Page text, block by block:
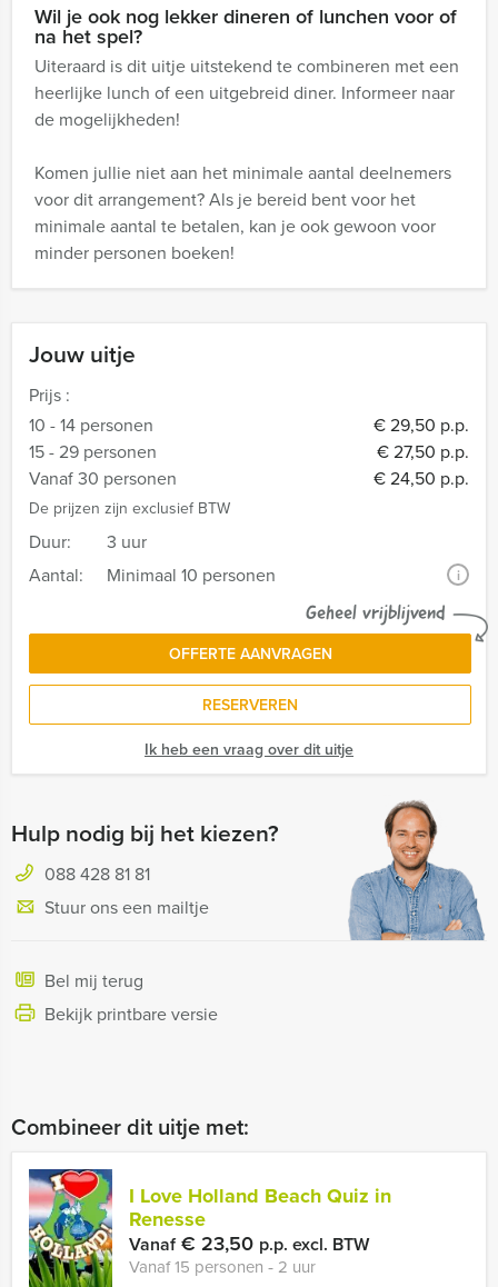
Jouw uitje
Prijs :
10 - 14 personen
€ 29,50 p.p.
15 - 29 personen
€ 27,50 p.p.
Vanaf 30 personen
€ 24,50 p.p.
De prijzen zijn exclusief BTW
Duur:
3 uur
Aantal:
Minimaal 10 personen i
Geheel vrijblijvend
OFFERTE AANVRAGEN
RESERVEREN
Ik heb een vraag over dit uitje
Hulp nodig bij het kiezen?
088 428 81 81
Stuur ons een mailtje
Bel mij terug
Bekijk printbare versie
Wil je ook nog lekker dineren of lunchen voor of
na het spel?
Uiteraard is dit uitje uitstekend te combineren met een
heerlijke lunch of een uitgebreid diner. Informeer naar
de mogelijkheden!
Komen jullie niet aan het minimale aantal deelnemers
voor dit arrangement? Als je bereid bent voor het
minimale aantal te betalen, kan je ook gewoon voor
minder personen boeken!
Combineer dit uitje met:
I Love Holland Beach Quiz in
Renesse
Vanaf€ 23,50 p.p. excl. BTW
Vanaf 15 personen ‐ 2 uur